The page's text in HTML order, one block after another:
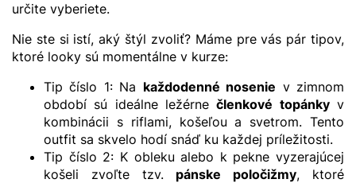
určite vyberiete.
Nie ste si istí, aký štýl zvoliť? Máme pre vás pár tipov,
ktoré looky sú momentálne v kurze:
Tip číslo 1: Na každodenné nosenie v zimnom
období sú ideálne ležérnečlenkové topánkyv
kombinácii s riflami, košeľou a svetrom. Tento
outfit sa skvelo hodí snáď ku každej príležitosti.
Tip číslo 2: K obleku alebo k pekne vyzerajúcej
košeli zvoľte tzv. pánske poločižmy, ktoré